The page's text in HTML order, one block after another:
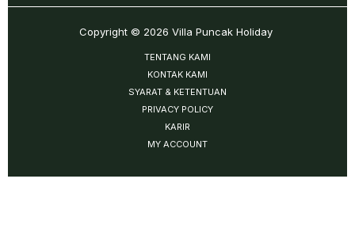
Copyright © 2026 Villa Puncak Holiday
TENTANG KAMI
KONTAK KAMI
SYARAT & KETENTUAN
PRIVACY POLICY
KARIR
MY ACCOUNT